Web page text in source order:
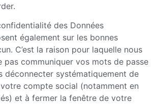
des Données
également sur les bonnes
C’est la raison pour laquelle nous
pas communiquer vos mots de passe
déconnecter systématiquement de
compte social (notamment en
et à fermer la fenêtre de votre